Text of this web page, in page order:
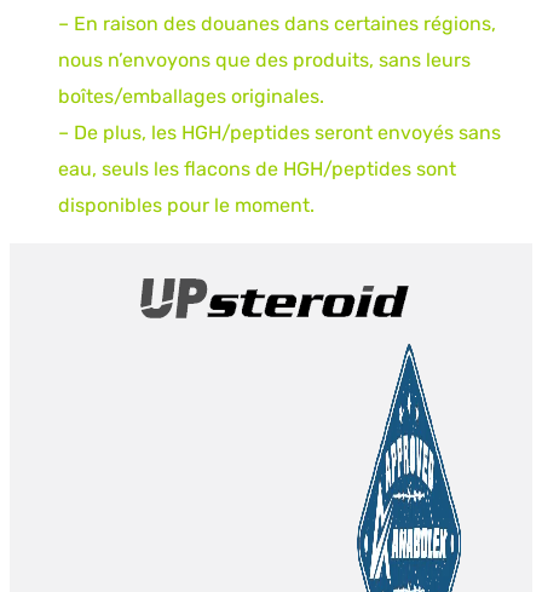
– En raison des douanes dans certaines régions,
nous n’envoyons que des produits, sans leurs
boîtes/emballages originales.
– De plus, les HGH/peptides seront envoyés sans
eau, seuls les flacons de HGH/peptides sont
disponibles pour le moment.